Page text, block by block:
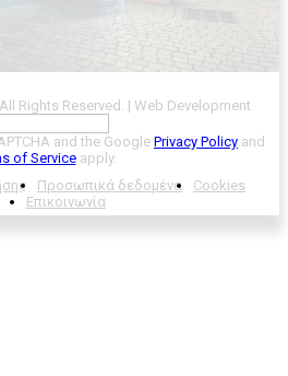
Rights Reserved. | Web Development
and the Google Privacy Policy and
of Serviceapply.
Προσωπικά δεδομένα
Cookies
Επικοινωνία